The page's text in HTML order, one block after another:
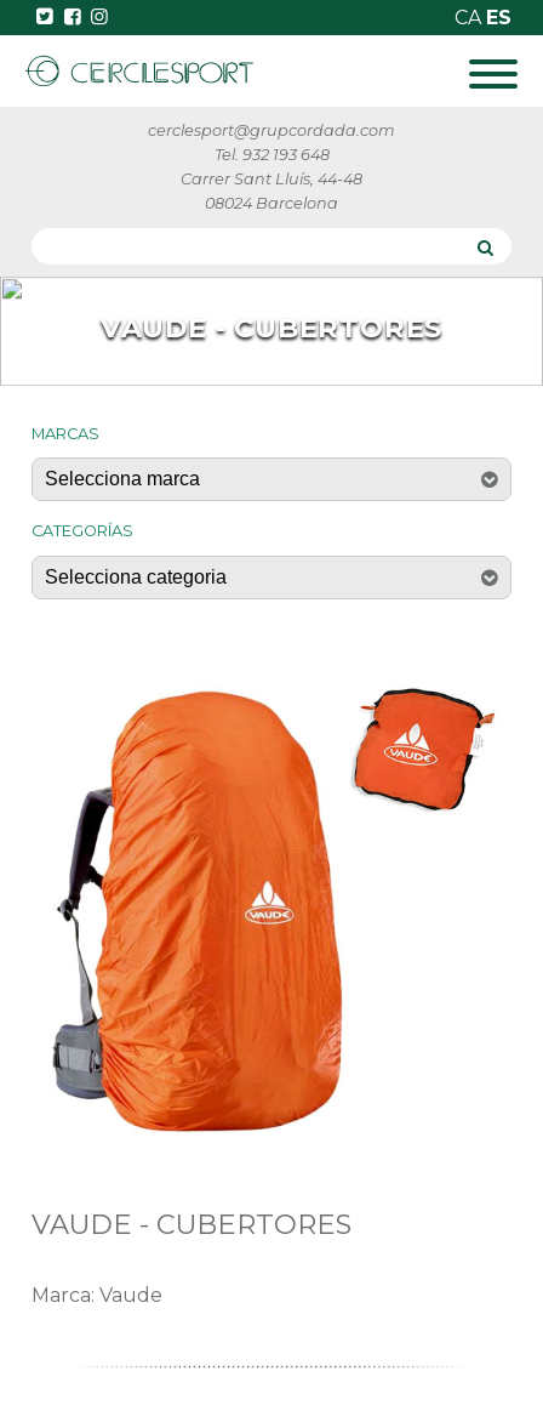
CA ES
cerclesport@grupcordada.com
Tel. 932 193 648
Carrer Sant Lluís, 44-48
08024 Barcelona
VAUDE - CUBERTORES
MARCAS
CATEGORÍAS
VAUDE - CUBERTORES
Marca: Vaude